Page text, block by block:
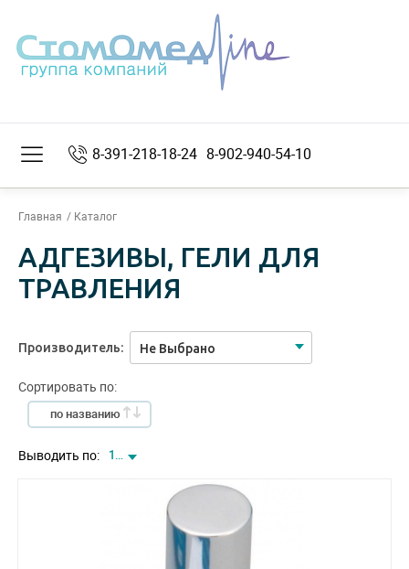
8-391-218-18-24 8-902-940-54-10
Главная Каталог
АДГЕЗИВЫ, ГЕЛИ ДЛЯ
ТРАВЛЕНИЯ
Производитель: Не Выбрано
Сортировать по:
по названию
Выводить по: 12